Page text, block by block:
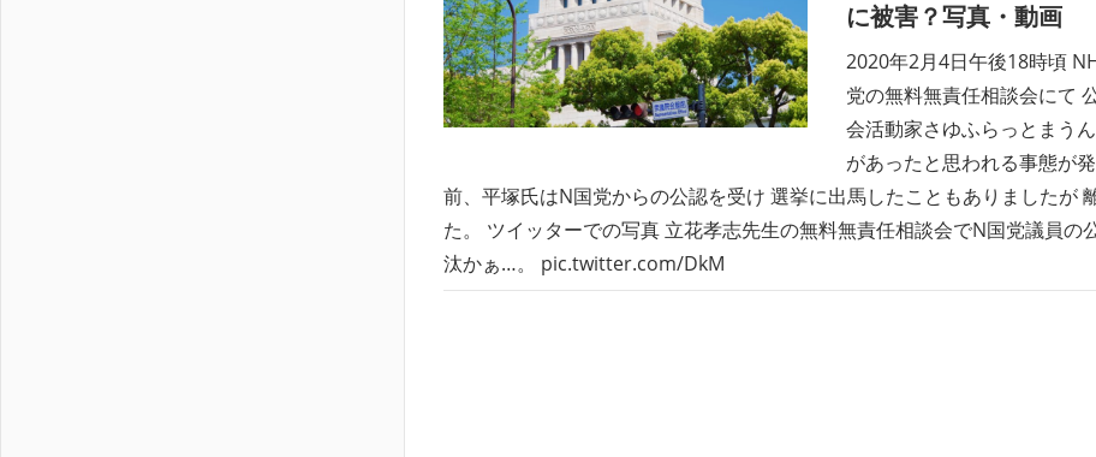
に被害？写真・動画
2020年2月4日午後18時頃
党の無料無責任相談会にて
会活動家さゆふらっとまう
があったと思われる事態が
前、平塚氏はN国党からの公認を受け 選挙に出馬したこともありましたが
た。 ツイッターでの写真 立花孝志先生の無料無責任相談会でN国党議員の
汰かぁ…。 pic.twitter.com/DkM